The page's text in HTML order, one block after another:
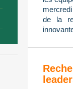
de la